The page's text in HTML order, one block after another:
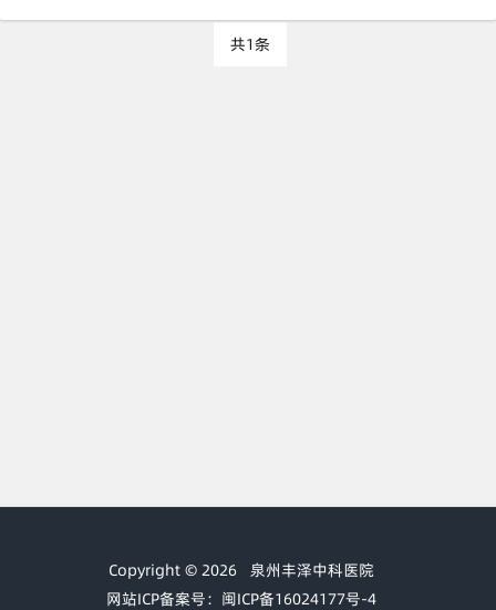
共1条
Copyright © 2026 泉州丰泽中科医院
网站ICP备案号：闽ICP备16024177号-4